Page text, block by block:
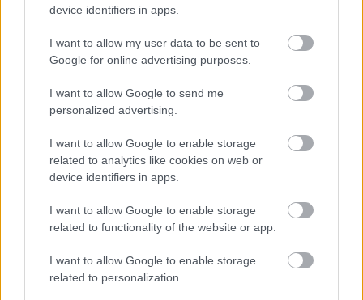
device identifiers in apps.
I want to allow my user data to be sent to
Google for online advertising purposes.
I want to allow Google to send me
personalized advertising.
I want to allow Google to enable storage
related to analytics like cookies on web or
device identifiers in apps.
I want to allow Google to enable storage
related to functionality of the website or app.
I want to allow Google to enable storage
related to personalization.
neveltek volna
Ardai Petra workshopja alapján
Élettöredékek 7 évestől 77 éves korig.
„Semmi megjátszás, semmi disszonancia, semmi fals hang. Jó hallgatni és jó
nézni, ahogy a tünetesek tudnak és mernek önmaguk lenni.” (Králl Csaba,
Élet és Irodalom)
A BBC 7 Up című dokumentumfilm-sorozatában egy